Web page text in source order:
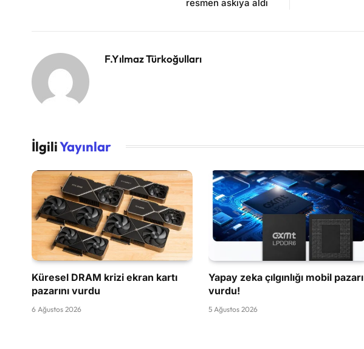
resmen askıya aldı
F.Yılmaz Türkoğulları
İlgiliYayınlar
Küresel DRAM krizi ekran kartı
pazarını vurdu
6 Ağustos 2026
Yapay zeka çılgınlığı mobil pazarı
vurdu!
5 Ağustos 2026